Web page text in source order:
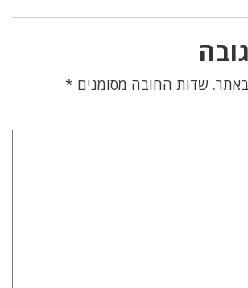
שדות החובה מסומנים *